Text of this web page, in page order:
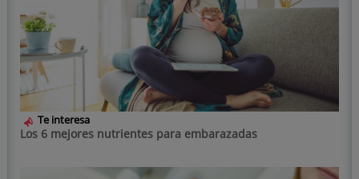
Te interesa
Los 6 mejores nutrientes para embarazadas